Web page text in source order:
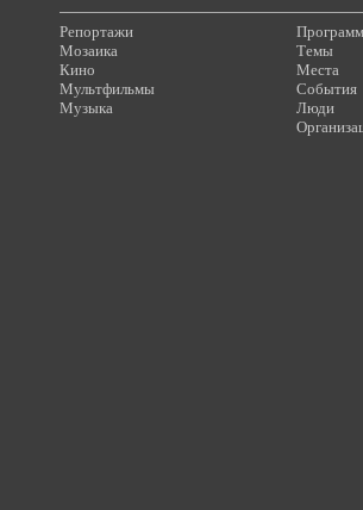
Репортажи
Мозаика
Кино
Мультфильмы
Музыка
Темы
Места
События
Люди